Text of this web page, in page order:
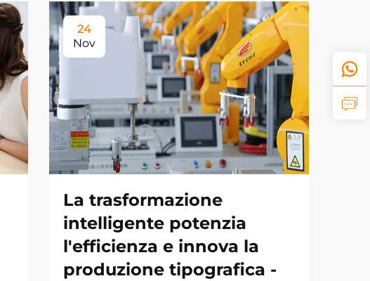
24
Nov
La trasformazione
intelligente potenzia
l'efficienza e innova la
produzione tipografica -